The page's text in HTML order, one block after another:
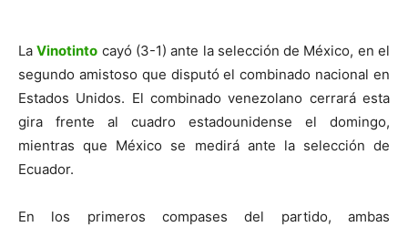
LaVinotinto cayó (3-1) ante la selección de México, en el
segundo amistoso que disputó el combinado nacional en
Estados Unidos. El combinado venezolano cerrará esta
gira frente al cuadro estadounidense el domingo,
mientras que México se medirá ante la selección de
Ecuador.
En los primeros compases del partido, ambas